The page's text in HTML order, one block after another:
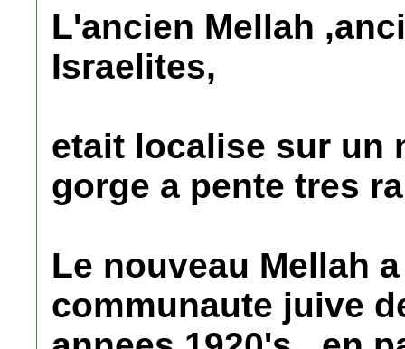
L'ancien Mellah
Israelites,
etait localise sur un
gorge a pente tres
Le nouveau Mellah
communaute juive